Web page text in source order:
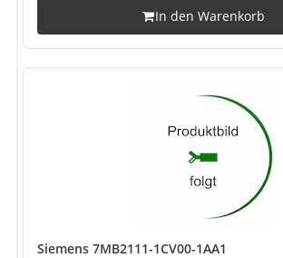
In den Warenkorb
Siemens 7MB2111-1CV00-1AA1